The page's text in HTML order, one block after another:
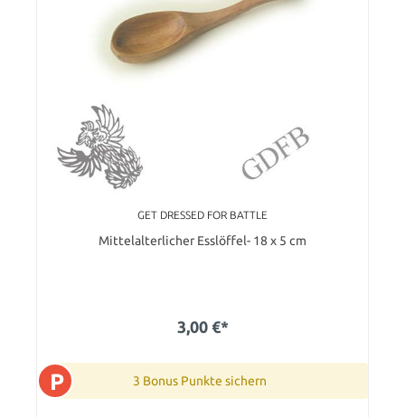
GET DRESSED FOR BATTLE
Mittelalterlicher Esslöffel- 18 x 5 cm
3,00 €*
P 3 Bonus Punkte sichern